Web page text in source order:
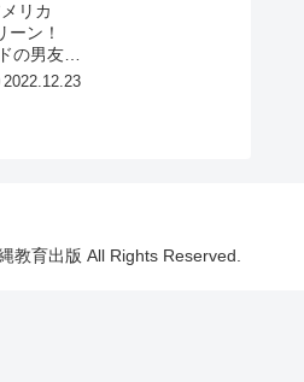
リカ
ーン！
の男友達
れたの
2022.12.23
教育出版 All Rights Reserved.